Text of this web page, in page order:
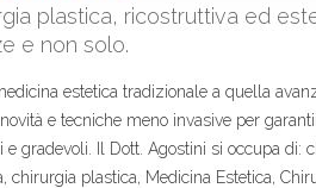
plastica, ricostruttiva ed
e non solo.
estetica tradizionale a quella
e tecniche meno invasive per
e gradevoli. Il Dott. Agostini si occupa di:
chirurgia plastica, Medicina Estetica,